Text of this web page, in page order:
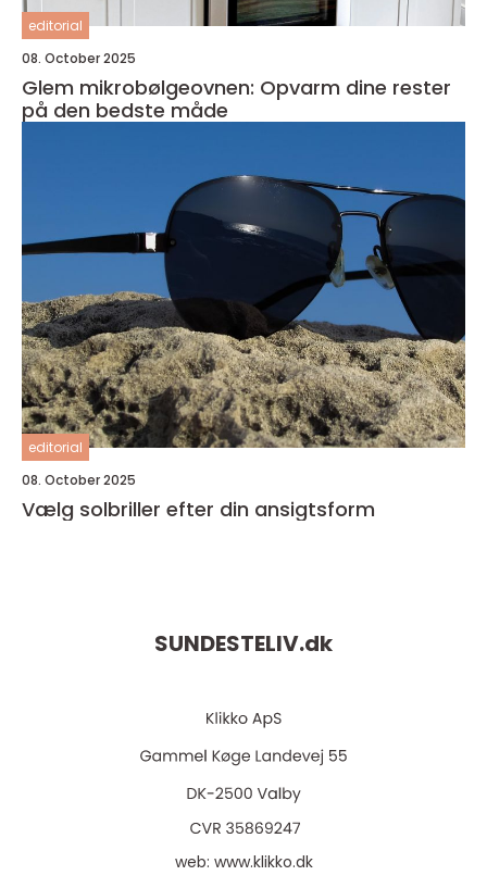
editorial
08. October 2025
Glem mikrobølgeovnen: Opvarm dine rester
på den bedste måde
editorial
08. October 2025
Vælg solbriller efter din ansigtsform
SUNDESTELIV.dk
web: www.klikko.dk